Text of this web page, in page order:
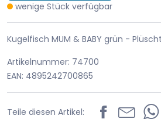
wenige Stück verfügbar
Kugelfisch MUM & BABY grün -
Artikelnummer: 74700
EAN: 4895242700865
Teile diesen Artikel: